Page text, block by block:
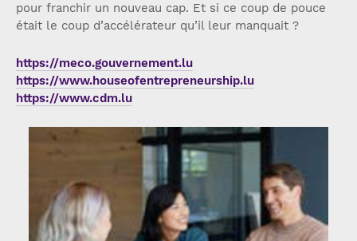
pour franchir un nouveau cap. Et si ce coup de pouce
était le coup d’accélérateur qu’il leur manquait ?
https://meco.gouvernement.lu
https://www.houseofentrepreneurship.lu
https://www.cdm.lu